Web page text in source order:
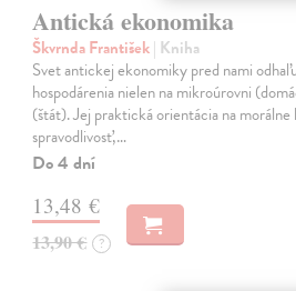
Antická ekonomika
Škvrnda František| Kniha
Svet antickej ekonomiky pred nami
hospodárenia nielen na mikroúrovni
(štát). Jej praktická orientácia na
spravodlivosť,…
Do 4 dní
13,48 €
13,90 € ?